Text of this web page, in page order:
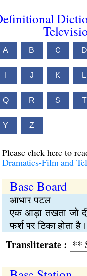
A B C D
J K L
Q R S T
Y Z
Please click here to
Dramatics-Film and
Base Board
आधार पटल
एक आड़ा तखता जो
फर्श पर टिका होता है।
: